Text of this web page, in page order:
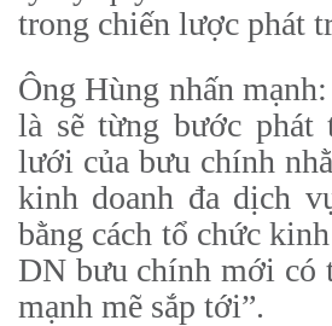
trong chiến lược phát
Ông Hùng nhấn
là sẽ từng bước phát
lưới của bưu chính
kinh doanh đa dịch
bằng cách tổ chức
DN bưu chính mới có
mạnh mẽ sắp tới”.